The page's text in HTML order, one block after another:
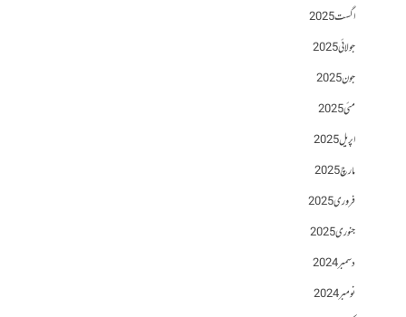
اگست 2025
جولائی 2025
جون 2025
مئی 2025
اپریل 2025
مارچ 2025
فروری 2025
جنوری 2025
دسمبر 2024
نومبر 2024